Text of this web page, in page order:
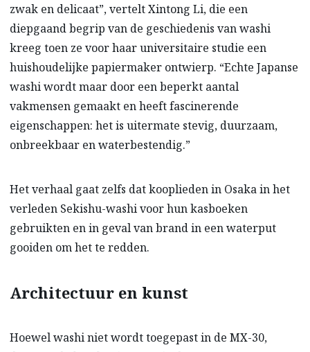
zwak en delicaat”, vertelt Xintong Li, die een
diepgaand begrip van de geschiedenis van washi
kreeg toen ze voor haar universitaire studie een
huishoudelijke papiermaker ontwierp. “Echte Japanse
washi wordt maar door een beperkt aantal
vakmensen gemaakt en heeft fascinerende
eigenschappen: het is uitermate stevig, duurzaam,
onbreekbaar en waterbestendig.”
Het verhaal gaat zelfs dat kooplieden in Osaka in het
verleden Sekishu-washi voor hun kasboeken
gebruikten en in geval van brand in een waterput
gooiden om het te redden.
Architectuur en kunst
Hoewel washi niet wordt toegepast in de MX-30,